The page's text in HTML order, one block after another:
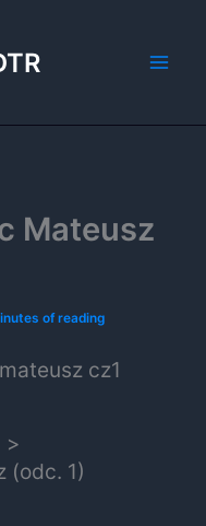
Mateusz
of reading
(odc. 1)